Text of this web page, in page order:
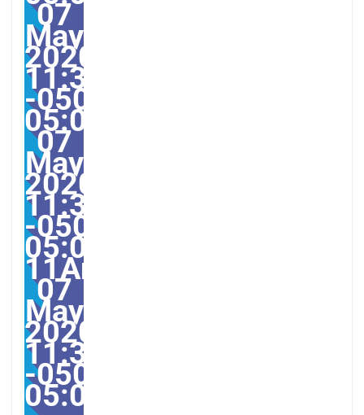
07
May
2020
11:31:47
-0500-
05:004731#/31Thu,
07
May
2020
11:31:47
-0500-
05:00-
11America/
07
May
2020
11:31:47
-0500-
05:00America/